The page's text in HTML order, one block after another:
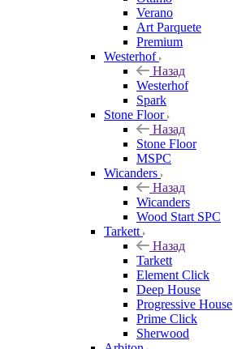
Verano
Art Parquete
Premium
Westerhof
Назад
Westerhof
Spark
Stone Floor
Назад
Stone Floor
MSPC
Wicanders
Назад
Wicanders
Wood Start SPC
Tarkett
Назад
Tarkett
Element Click
Deep House
Progressive House
Prime Click
Sherwood